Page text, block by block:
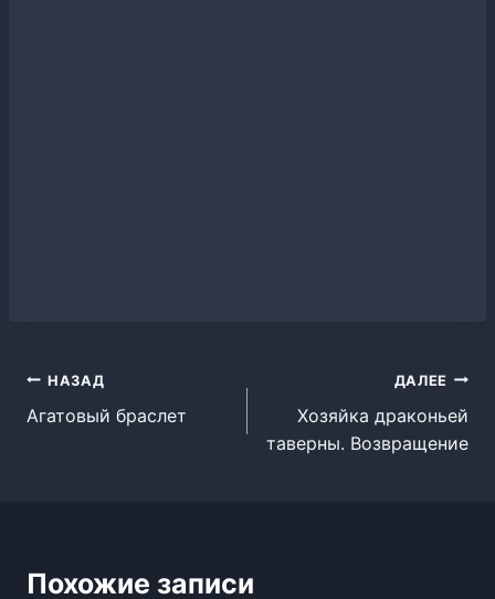
Навигация
по
НАЗАД
Агатовый браслет
ДАЛЕЕ
Хозяйка драконьей
таверны. Возвращение
Похожие записи